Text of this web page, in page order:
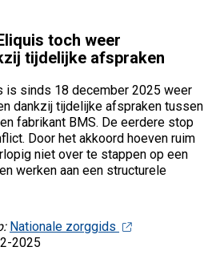
toch weer
tijdelijke afspraken
is sinds 18 december 2025 weer
dankzij tijdelijke afspraken tussen
fabrikant BMS. De eerdere stop
Door het akkoord hoeven ruim
niet over te stappen op een
werken aan een structurele
Nationale zorggids
2025